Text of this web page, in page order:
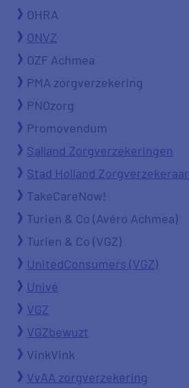
OHRA
ONVZ
OZF Achmea
PMA zorgverzekering
PNOzorg
Promovendum
Salland Zorgverzekeringen
Stad Holland Zorgverzekeraar
TakeCareNow!
Turien & Co (Avéro Achmea)
Turien & Co (VGZ)
UnitedConsumers (VGZ)
Univé
VGZ
VGZbewuzt
VinkVink
VvAA zorgverzekering